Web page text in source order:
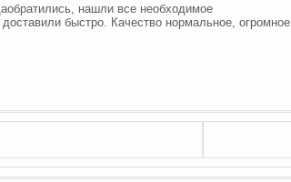
нашли все необходимое
быстро. Качество нормальное, огромное